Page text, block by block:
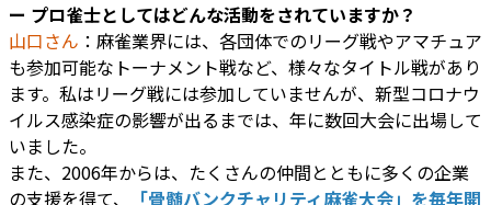
ー プロ雀士としてはどんな活動をされていますか？
山口さん ：麻雀業界には、各団体でのリーグ戦やアマチュア
も参加可能なトーナメント戦など、様々なタイトル戦があり
ます。私はリーグ戦には参加していませんが、新型コロナウ
イルス感染症の影響が出るまでは、年に数回大会に出場して
いました。
また、2006年からは、たくさんの仲間とともに多くの企業
の支援を得て、
「骨髄バンクチャリティ麻雀大会」を毎年開